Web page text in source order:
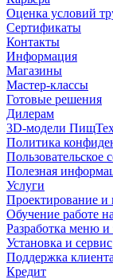
Оценка условий
Сертификаты
Контакты
Информация
Магазины
Мастер-классы
Готовые решения
Дилерам
3D-модели
Политика
Пользовательское
Полезная
Услуги
Проектирование и
Обучение работе
Разработка меню и
Установка и сервис
Поддержка клиента
Кредит